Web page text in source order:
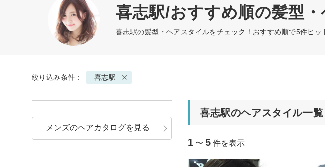
喜志駅/おすすめ順の髪型
喜志駅の髪型・ヘアスタイルをチェック！おすすめ順で5件ヒ
絞り込み条件： 喜志駅
喜志駅のヘアスタイル一覧
1 〜 5 件を表示
メンズのヘアカタログを見る